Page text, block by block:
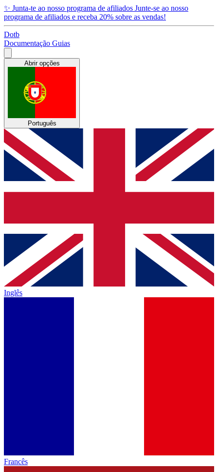
✨ Junta-te ao nosso programa de afiliados Junte-se ao nosso
programa de afiliados e receba 20% sobre as vendas!
Dotb
Documentação Guias
Abrir opções
Português
Inglês
Francês